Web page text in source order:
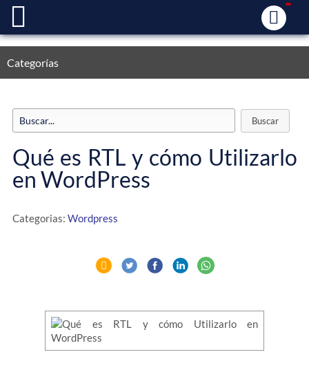
Categorías
Qué es RTL y cómo Utilizarlo
en WordPress
Categorias: Wordpress